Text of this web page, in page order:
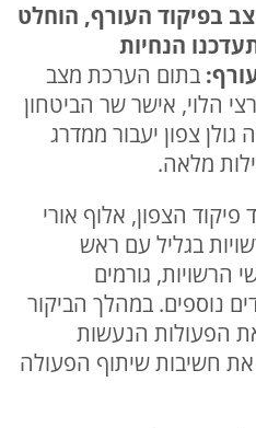
בפיקוד העורף, הוחלט
בשעה 18:00 יתעדכנו הנחיות
בתום הערכת מצב
הלוי, אישר שר הביטחון
צפון יעבור ממדרג
מלאה.
פיקוד הצפון, אלוף אורי
בגליל עם ראש
הרשויות, גורמים
נוספים. במהלך הביקור
הפעולות הנעשות
חשיבות שיתוף הפעולה